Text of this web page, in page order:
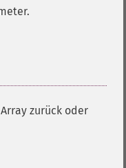
zurück oder